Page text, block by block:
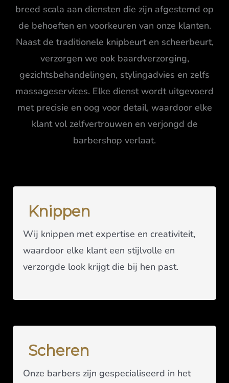
breed scala aan diensten die zijn afgestemd op
de behoeften en voorkeuren van onze klanten.
Naast de traditionele knipbeurt en scheerbeurt,
verzorgen we ook baardverzorging,
gezichtsbehandelingen, stylingadvies en zelfs
massageservices. Elke dienst wordt uitgevoerd
met precisie en oog voor detail, waardoor elke
klant vol zelfvertrouwen en verjongd de
barbershop verlaat.
Knippen
Wij knippen met expertise en creativiteit,
waardoor elke klant een stijlvolle en
verzorgde look krijgt die bij hen past.
Scheren
Onze barbers zijn gespecialiseerd in het